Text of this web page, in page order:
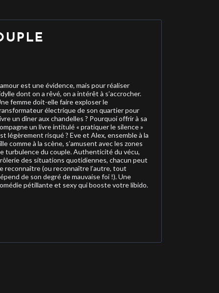
est une évidence, mais pour réaliser
dont on a rêvé, on a intérêt à s’accrocher.
femme doit-elle faire exploser le
électrique de son quartier pour
un dîner aux chandelles ? Pourquoi offrir à sa
un livre intitulé « pratiquer le silence »
légèrement risqué ? Eve et Alex, ensemble à la
comme à la scène, s’amusent avec les zones
turbulence du couple. Authenticité du vécu,
des situations quotidiennes, chacun peut
reconnaître (ou reconnaître l’autre, tout
de son degré de mauvaise foi !). Une
pétillante et sexy qui booste votre libido.